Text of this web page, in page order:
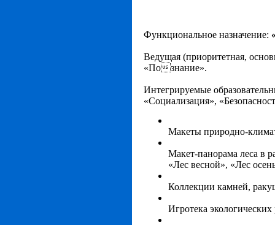
Функциональное назначение:
Ведущая (приоритетная,
«Познание».
Интегрируемые
«Социализация»,
Макеты природно-
Макет-панорама леса в
«Лес весной», «Лес
Коллекции камней,
Игротека